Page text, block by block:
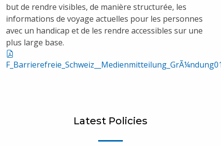
but de rendre visibles, de manière structurée, les
informations de voyage actuelles pour les personnes
avec un handicap et de les rendre accessibles sur une
plus large base.
Latest Policies